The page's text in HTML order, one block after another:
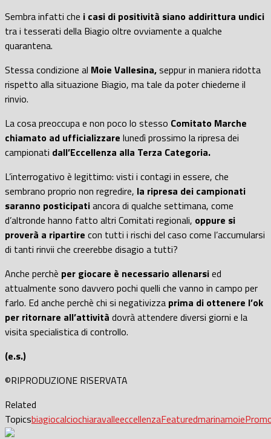
Sembra infatti che i casi di positività siano addirittura undici
tra i tesserati della Biagio oltre ovviamente a qualche
quarantena.
Stessa condizione al Moie Vallesina,seppur in maniera ridotta
rispetto alla situazione Biagio, ma tale da poter chiederne il
rinvio.
La cosa preoccupa e non poco lo stesso Comitato Marche
chiamato ad ufficializzare lunedì prossimo la ripresa dei
campionati dall’Eccellenza alla Terza Categoria.
L’interrogativo è legittimo: visti i contagi in essere, che
sembrano proprio non regredire, la ripresa dei campionati
saranno posticipatiancora di qualche settimana, come
d’altronde hanno fatto altri Comitati regionali, oppure si
proverà a ripartire con tutti i rischi del caso come l’accumularsi
di tanti rinvii che creerebbe disagio a tutti?
Anche perchè per giocare è necessario allenarsied
attualmente sono davvero pochi quelli che vanno in campo per
farlo. Ed anche perchè chi si negativizza prima di ottenere l’ok
per ritornare all’attività dovrà attendere diversi giorni e la
visita specialistica di controllo.
(e.s.)
©RIPRODUZIONE RISERVATA
Related
TopicsbiagiocalciochiaravalleeccellenzaFeaturedmarinamoie